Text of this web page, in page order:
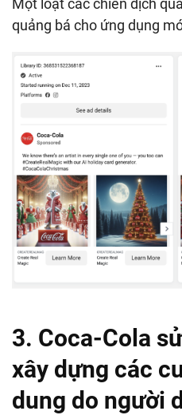
Một loạt các chiến dịch
quảng bá cho ứng dụng
3. Coca-Cola
xây dựng các
dung do người